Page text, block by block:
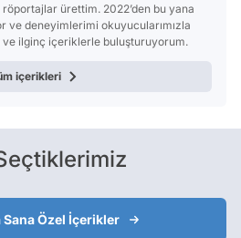
ürettim. 2022’den bu yana
ve deneyimlerimi okuyucularımızla
ilginç içeriklerle buluşturuyorum.
içerikleri
Sana Özel İçerikler